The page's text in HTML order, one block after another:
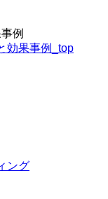
例
効果事例_top
ング